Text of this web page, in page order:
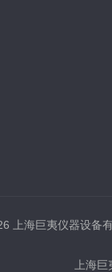
上海巨夷仪器设
上海